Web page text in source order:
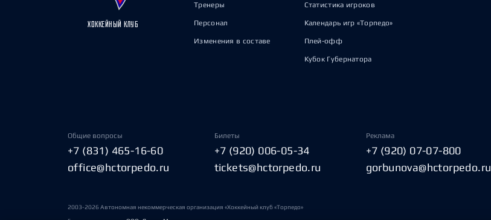
ХОККЕЙНЫЙ КЛУБ
Тренеры
Персонал
Изменения в составе
Статистика игроков
Календарь игр «Торпедо»
Плей-офф
Кубок Губернатора
Общие вопросы
+7 (831) 465-16-60
office@hctorpedo.ru
Билеты
+7 (920) 006-05-34
tickets@hctorpedo.ru
Реклама
+7 (920) 07-07-800
gorbunova@hctorpedo.ru
2003-2026 Автономная некоммерческая организация «Хоккейный клуб «Торпедо»